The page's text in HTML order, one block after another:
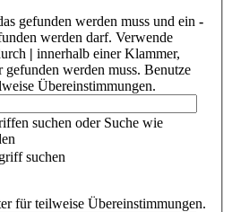
gefunden werden muss und ein -
werden darf. Verwende
| innerhalb einer Klammer,
werden muss. Benutze
Übereinstimmungen.
suchen oder Suche wie
suchen
für teilweise Übereinstimmungen.